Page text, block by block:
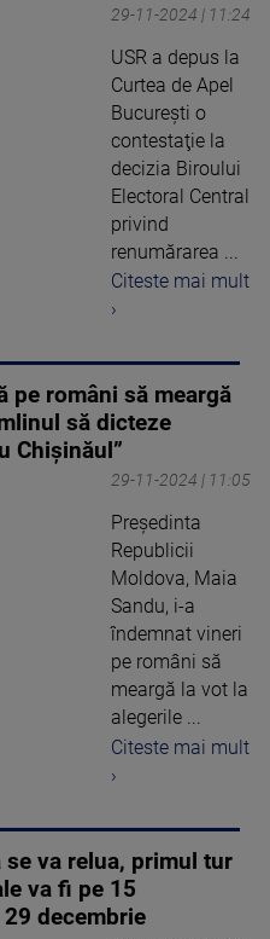
29-11-2024 | 11:24
USR a depus la
Curtea de Apel
Bucureşti o
contestaţie la
decizia Biroului
Electoral Central
privind
renumărarea ...
Citeste mai mult
›
pe români să meargă
să dicteze
Chişinăul”
29-11-2024 | 11:05
Preşedinta
Republicii
Moldova, Maia
Sandu, i-a
îndemnat vineri
pe români să
meargă la vot la
alegerile ...
Citeste mai mult
›
se va relua, primul tur
va fi pe 15
decembrie